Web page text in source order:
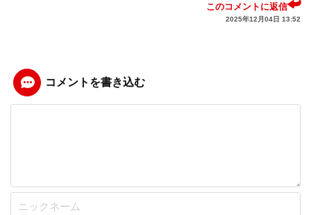
このコメントに返信
2025年12月04日 13:52
コメントを書き込む